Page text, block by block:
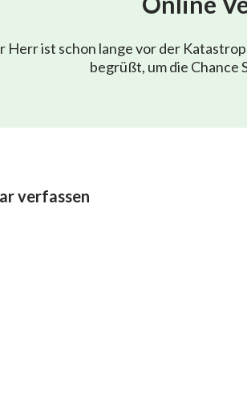
die Erde mit „Leichen“ bedeckt?
Herr ist schon lange vor der
begrüßt, um die Chance
verfassen